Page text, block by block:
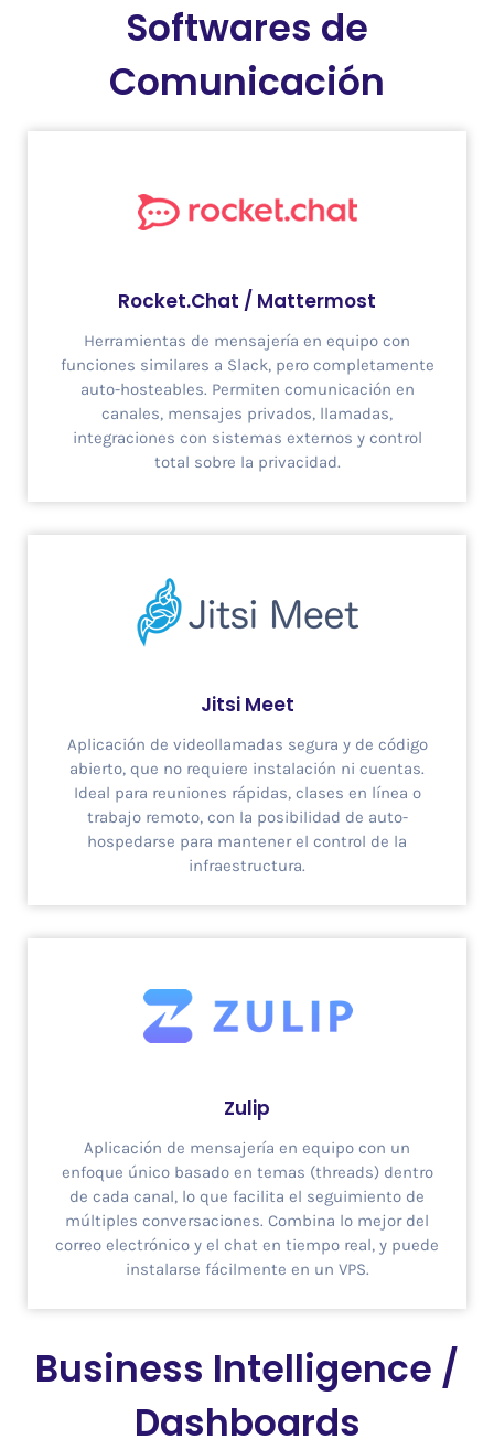
Softwares de
Comunicación
Rocket.Chat / Mattermost
Herramientas de mensajería en equipo con
funciones similares a Slack, pero completamente
auto-hosteables. Permiten comunicación en
canales, mensajes privados, llamadas,
integraciones con sistemas externos y control
total sobre la privacidad.
Jitsi Meet
Aplicación de videollamadas segura y de código
abierto, que no requiere instalación ni cuentas.
Ideal para reuniones rápidas, clases en línea o
trabajo remoto, con la posibilidad de auto-
hospedarse para mantener el control de la
infraestructura.
Zulip
Aplicación de mensajería en equipo con un
enfoque único basado en temas (threads) dentro
de cada canal, lo que facilita el seguimiento de
múltiples conversaciones. Combina lo mejor del
correo electrónico y el chat en tiempo real, y puede
instalarse fácilmente en un VPS.
Business Intelligence /
Dashboards